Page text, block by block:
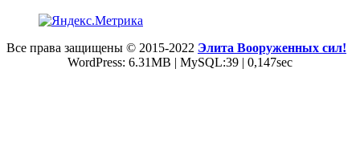
Все права защищены © 2015-2022 Элита Вооруженных сил!
WordPress: 6.31MB | MySQL:39 | 0,147sec